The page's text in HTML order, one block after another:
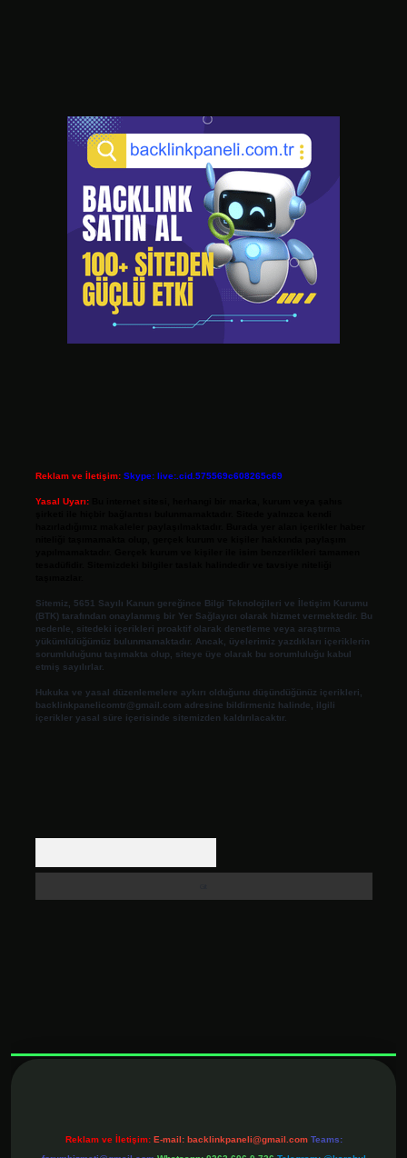
Reklam ve İletişim: Skype: live:.cid.575569c608265c69
Yasal Uyarı:
Sitemiz, 5651 Sayılı Kanun gereğince Bilgi Teknolojileri ve İletişim Kurumu
(BTK) tarafından onaylanmış bir Yer Sağlayıcı olarak hizmet vermektedir. Bu
nedenle, sitedeki içerikleri proaktif olarak denetleme veya araştırma
yükümlülüğümüz bulunmamaktadır. Ancak, üyelerimiz yazdıkları içeriklerin
sorumluluğunu taşımakta olup, siteye üye olarak bu sorumluluğu kabul
etmiş sayılırlar.
Hukuka ve yasal düzenlemelere aykırı olduğunu düşündüğünüz içerikleri,
backlinkpanelicomtr@gmail.com adresine bildirmeniz halinde, ilgili
içerikler yasal süre içerisinde sitemizden kaldırılacaktır.
Reklam ve İletişim: E-mail: backlinkpaneli@gmail.com Teams: